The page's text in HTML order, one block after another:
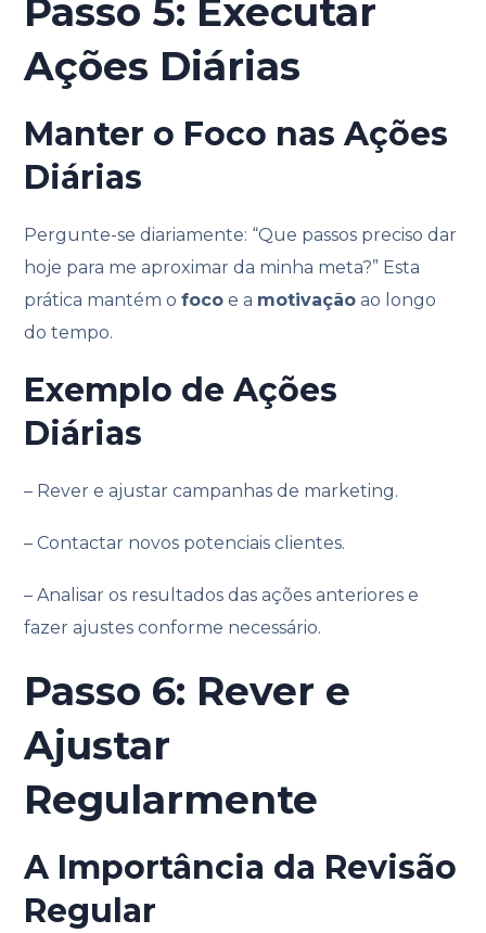
Passo 5: Executar
Ações Diárias
Manter o Foco nas Ações
Diárias
Pergunte-se diariamente: “Que passos preciso dar
hoje para me aproximar da minha meta?” Esta
prática mantém ofoco e a motivação ao longo
do tempo.
Exemplo de Ações
Diárias
– Rever e ajustar campanhas de marketing.
– Contactar novos potenciais clientes.
– Analisar os resultados das ações anteriores e
fazer ajustes conforme necessário.
Passo 6: Rever e
Ajustar
Regularmente
A Importância da Revisão
Regular